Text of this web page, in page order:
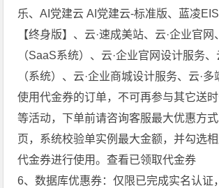
乐、AI党建云 AI党建云-标准版、蓝凌
【终身版】、云·速成美站、云·企业官网
（SaaS系统）、云·企业官网设计服务
（系统）、云·企业商城设计服务、云·多
使用代金券的订单，不可再参与其它送
等活动，下单前请咨询客服最大优惠方
页，系统校验单实例最大金额，并勾选
代金券进行使用。查看已领取代金券
6、数据库优惠券：仅限已完成实名认证